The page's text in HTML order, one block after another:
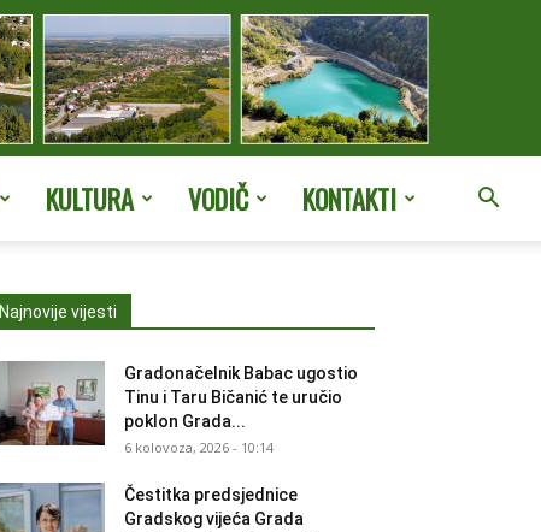
KULTURA VODIČ KONTAKTI
Najnovije vijesti
Gradonačelnik Babac ugostio
Tinu i Taru Bičanić te uručio
poklon Grada...
6 kolovoza, 2026 - 10:14
Čestitka predsjednice
Gradskog vijeća Grada